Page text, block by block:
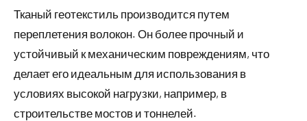
Тканый геотекстиль производится путем
переплетения волокон. Он более прочный и
устойчивый к механическим повреждениям, что
делает его идеальным для использования в
условиях высокой нагрузки, например, в
строительстве мостов и тоннелей.